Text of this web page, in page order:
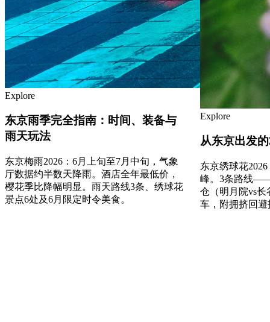
Explore
东京雨季完全指南：时间、装备与
雨天玩法
东京梅雨2026：6月上旬至7月中旬，气象
厅数据约半数天降雨。酒店全年最低价，
樱花季比降幅明显。雨天路线3条、绣球花
景点6处及6月限定时令美食。
Explore
从东京出发
东京绣球花
峰。3条路线
仓（明月院vs
车，附拥挤回避